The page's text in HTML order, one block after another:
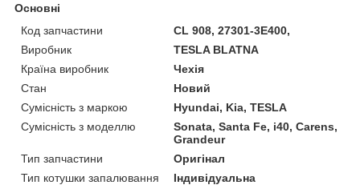
Основні
Код запчастини
CL 908, 27301-3E400,
Виробник
TESLA BLATNA
Країна виробник
Чехія
Стан
Новий
Сумісність з маркою
Hyundai, Kia, TESLA
Сумісність з моделлю
Sonata, Santa Fe, i40, Carens,
Grandeur
Тип запчастини
Оригінал
Тип котушки запалювання
Індивідуальна